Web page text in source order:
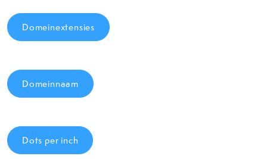
Domeinextensies
Domeinnaam
Dots per inch